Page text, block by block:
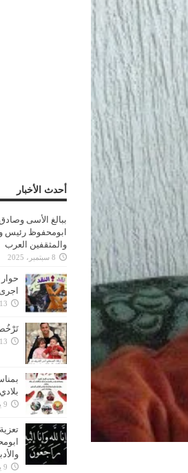
أحدث الأخبار
ببالغ الأسى
ابومحفوظ رئيس
والمثقفين العرب
8 سبتمبر، 2025
13 أغسطس، 2025
13 أغسطس، 2025
9 يوليو، 2025
9 يوليو، 2025